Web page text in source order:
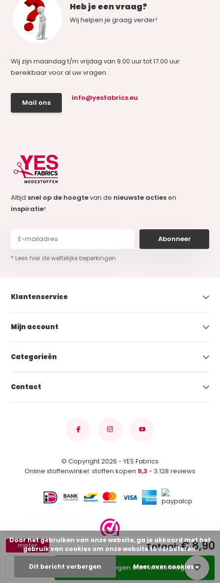
+
-
meter
Toevoegen aan winkelwagen
Totaal:€ 8,90
Heb je een vraag?
Wij helpen je graag verder!
Wij zijn maandag t/m vrijdag van 9.00 uur tot 17.00 uur
bereikbaar voor al uw vragen.
Mail ons
info@yesfabrics.eu
Altijd snel op de hoogtevan de nieuwste actiesen
inspiratie!
Abonneer
* Lees hier de wettelijke beperkingen
Klantenservice
Mijn account
Categorieën
Contact
© Copyright 2026 - YES Fabrics
Online stoffenwinkel: stoffen kopen 9,3 - 3.128 reviews
Door het gebruiken van onze website, ga je akkoord met het
gebruik van cookies om onze website te verbeteren.
Dit bericht verbergen Meer over cookies »